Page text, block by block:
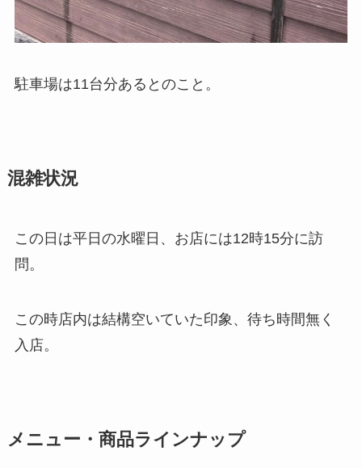
駐車場は11台分あるとのこと。
混雑状況
この日は平日の水曜日、お店には12時15分に訪
問。
この時店内は結構空いていた印象、待ち時間無く
入店。
メニュー・商品ラインナップ